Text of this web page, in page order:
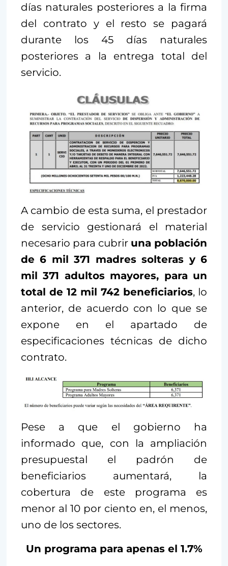
días naturales posteriores a la firma
del contrato y el resto se pagará
durante los 45 días naturales
posteriores a la entrega total del
servicio.
A cambio de esta suma, el prestador
de servicio gestionará el material
necesario para cubrir una población
de 6 mil 371 madres solteras y 6
mil 371 adultos mayores, para un
total de 12 mil 742 beneficiarios, lo
anterior, de acuerdo con lo que se
expone en el apartado de
especificaciones técnicas de dicho
contrato.
Pese a que el gobierno ha
informado que, con la ampliación
presupuestal el padrón de
beneficiarios aumentará, la
cobertura de este programa es
menor al 10 por ciento en, el menos,
uno de los sectores.
Un programa para apenas el 1.7%